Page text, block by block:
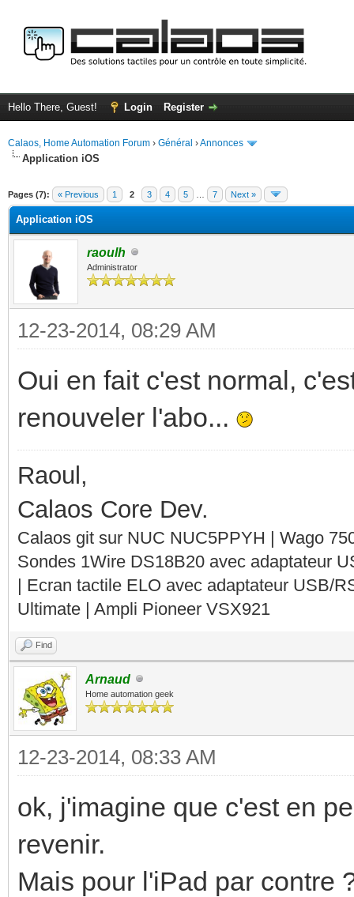
Hello There, Guest! Login Register
Calaos, Home Automation Forum › Général ›Annonces
Application iOS
Pages (7): « Previous 1 2 3 4 5 7 Next »
Application iOS
raoulh
Administrator
12-23-2014, 08:29 AM
Oui en fait c'est normal,
renouveler l'abo...
Raoul,
Calaos Core Dev.
Calaos git sur NUC NUC5PPYH | Wago
Sondes 1Wire DS18B20 avec adaptateur
| Ecran tactile ELO avec adaptateur USB/
Ultimate | Ampli Pioneer VSX921
Find
Arnaud
Home automation geek
12-23-2014, 08:33 AM
ok, j'imagine que c'est en
revenir.
Mais pour l'iPad par contre